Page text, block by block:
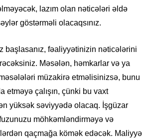
lazım olan nəticələri əldə
göstərməli olacaqsınız.
başlasanız, fəaliyyətinizin nəticələrini
Məsələn, həmkarlar və ya
müzakirə etməlisinizsə, bunu
etməyə çalışın, çünki bu vaxt
ən yüksək səviyyədə olacaq. İşgüzar
möhkəmləndirməyə və
qaçmağa kömək edəcək. Maliyyə